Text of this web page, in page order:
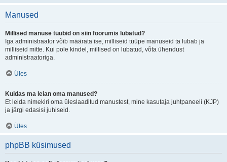
Manused
Millised manuse tüübid on siin foorumis lubatud?
Iga administraator võib määrata ise, milliseid tüüpe manuseid ta lubab ja
milliseid mitte. Kui pole kindel, millised on lubatud, võta ühendust
administraatoriga.
Üles
Kuidas ma leian oma manused?
Et leida nimekiri oma üleslaaditud manustest, mine kasutaja juhtpaneeli (KJP)
ja järgi edasisi juhiseid.
Üles
phpBB küsimused